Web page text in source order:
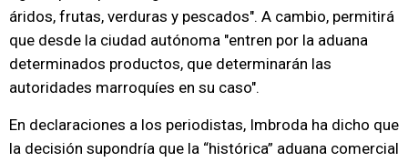
áridos, frutas, verduras y pescados". A cambio, permitirá
que desde la ciudad autónoma "entren por la aduana
determinados productos, que determinarán las
autoridades marroquíes en su caso".
En declaraciones a los periodistas, Imbroda ha dicho que
la decisión supondría que la “histórica” aduana comercial